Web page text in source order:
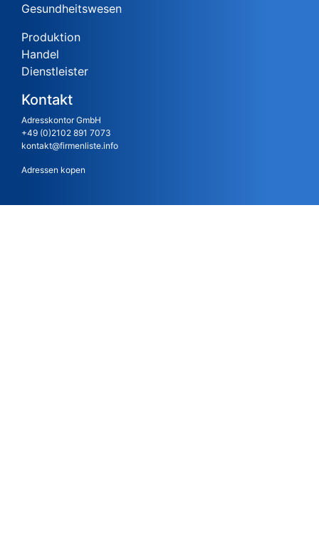
Gesundheitswesen
Produktion
Handel
Dienstleister
Kontakt
Adresskontor GmbH
+49 (0)2102 891 7073
kontakt@firmenliste.info
Adressen kopen